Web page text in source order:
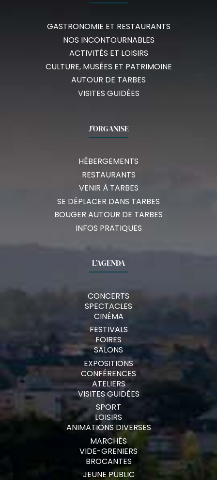
GASTRONOMIE ET RESTAURANTS
NOS INCONTOURNABLES
ACTIVITÉS ET LOISIRS
CULTURE, MUSÉES ET PATRIMOINE
AUTOUR DE TARBES
VISITES GUIDÉES
J’ORGANISE
HÉBERGEMENTS
RESTAURANTS
VENIR À TARBES
SE DÉPLACER DANS TARBES
BOUGER AUTOUR DE TARBES
INFOS PRATIQUES
L’AGENDA
CONCERTS
SPECTACLES
CINÉMA
FESTIVALS
FOIRES
SALONS
EXPOSITIONS
CONFÉRENCES
ATELIERS
VISITES GUIDÉES
SPORT
LOISIRS
ANIMATIONS DIVERSES
MARCHÉS
VIDE-GRENIERS
BROCANTES
JEUNE PUBLIC